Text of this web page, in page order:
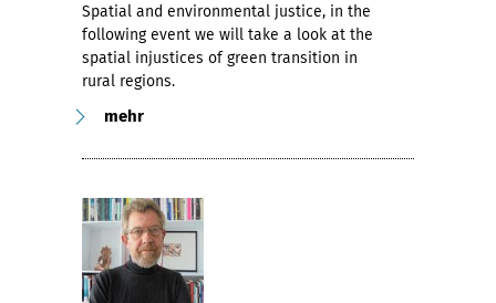
Spatial and environmental justice, in the
following event we will take a look at the
spatial injustices of green transition in
rural regions.
mehr